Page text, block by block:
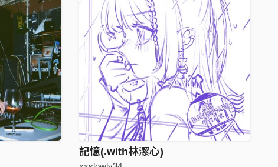
記憶(.with林潔心)